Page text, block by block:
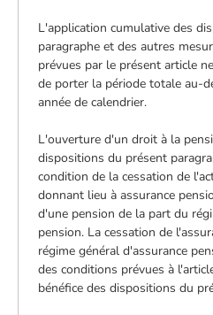
L'application cumulative des
paragraphe et des autres
prévues par le présent article
de porter la période totale au-
année de calendrier.
L'ouverture d'un droit à la
dispositions du présent
condition de la cessation de
donnant lieu à assurance
d'une pension de la part du
pension. La cessation de
régime général d'assurance
des conditions prévues à
bénéfice des dispositions du